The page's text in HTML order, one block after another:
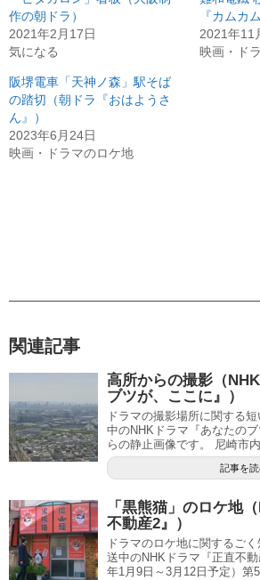
作の朝ドラ）
2021年2月17日
気になる
『カムカ
2021年11
映画・ド
阪堺電車「天神ノ森」駅そば
の踏切（朝ドラ『おはようさ
ん』）
2023年6月24日
映画・ドラマのロケ地
関連記事
高所からの撮影（
ブツが、ここに』）
ドラマの撮影場所に関する
中のNHKドラマ『あなたの
らの静止画像です。 尼崎市
記事を
「黒熊猫」のロケ地
不動産2』）
ドラマのロケ地に関するご
送中のNHKドラマ『正直不
年1月9日～3月12日予定）第